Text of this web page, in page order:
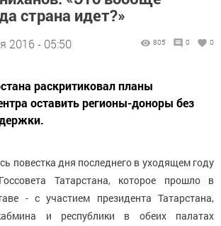
страна идет?»
2016 - 05:50 805 0 0
раскритиковал планы
оставить регионы-доноры без
повестка дня последнего в уходящем году
Татарстана, которое прошло в
- с участием президента Татарстана,
и республики в обеих палатах